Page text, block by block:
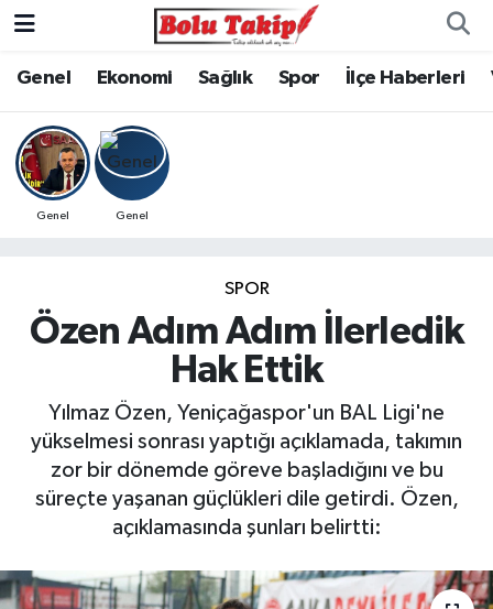
Genel Ekonomi Sağlık Spor İlçe Haberleri
Genel Genel
SPOR
Özen Adım Adım İlerledik
Hak Ettik
Yılmaz Özen, Yeniçağaspor'un BAL Ligi'ne
yükselmesi sonrası yaptığı açıklamada, takımın
zor bir dönemde göreve başladığını ve bu
süreçte yaşanan güçlükleri dile getirdi. Özen,
açıklamasında şunları belirtti: